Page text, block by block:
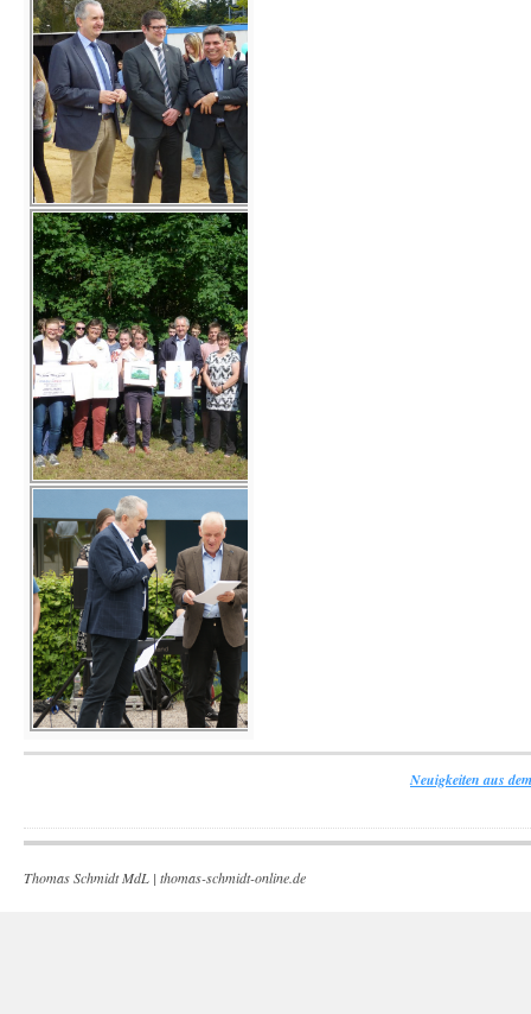
Neuigkeiten aus
Thomas Schmidt MdL | thomas-schmidt-online.de